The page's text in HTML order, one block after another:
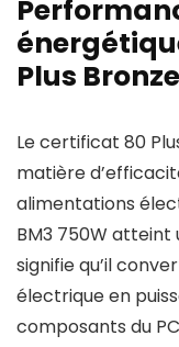
Plus
Le certificat 80
matière
alimentations
BM3 750W atteint
signifie qu’il
électrique en
composants du